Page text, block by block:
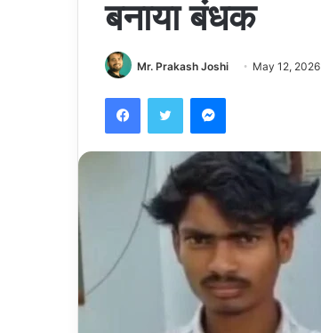
बनाया बंधक
Mr. Prakash Joshi May 12, 2026
FacebookTwitter Messenger